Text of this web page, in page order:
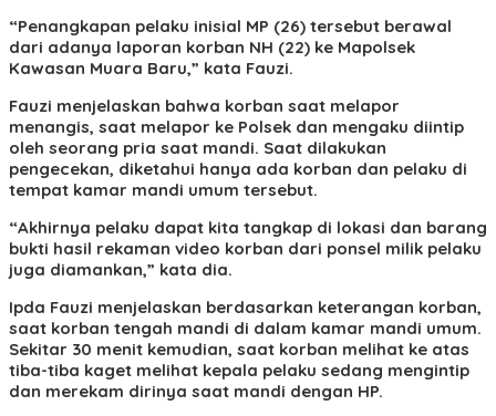
“Penangkapan pelaku inisial MP (26) tersebut berawal
dari adanya laporan korban NH (22) ke Mapolsek
Kawasan Muara Baru,” kata Fauzi.
Fauzi menjelaskan bahwa korban saat melapor
menangis, saat melapor ke Polsek dan mengaku diintip
oleh seorang pria saat mandi. Saat dilakukan
pengecekan, diketahui hanya ada korban dan pelaku di
tempat kamar mandi umum tersebut.
“Akhirnya pelaku dapat kita tangkap di lokasi dan barang
bukti hasil rekaman video korban dari ponsel milik pelaku
juga diamankan,” kata dia.
Ipda Fauzi menjelaskan berdasarkan keterangan korban,
saat korban tengah mandi di dalam kamar mandi umum.
Sekitar 30 menit kemudian, saat korban melihat ke atas
tiba-tiba kaget melihat kepala pelaku sedang mengintip
dan merekam dirinya saat mandi dengan HP.